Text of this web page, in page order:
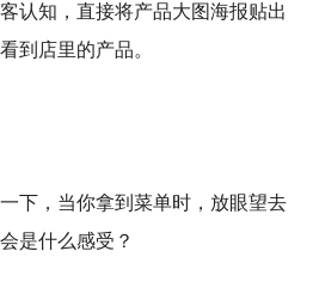
认知，直接将产品大图海报贴出
到店里的产品。
下，当你拿到菜单时，放眼望去
是什么感受？